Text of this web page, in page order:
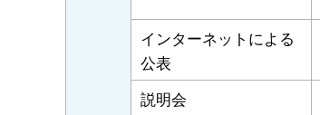
インターネットによる
公表
説明会